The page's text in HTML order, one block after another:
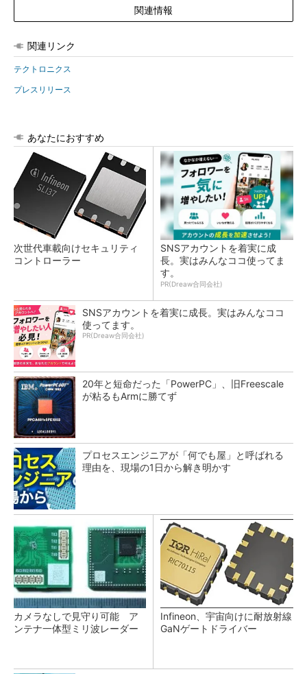
関連情報
関連リンク
テクトロニクス
プレスリリース
あなたにおすすめ
次世代車載向けセキュリティ
コントローラー
SNSアカウントを着実に成
長。実はみんなココ使ってま
す。
PR(Dreaw合同会社)
SNSアカウントを着実に成長。実はみんなココ
使ってます。
PR(Dreaw合同会社)
20年と短命だった「PowerPC」、旧Freescale
が粘るもArmに勝てず
プロセスエンジニアが「何でも屋」と呼ばれる
理由を、現場の1日から解き明かす
カメラなしで見守り可能 ア
ンテナ一体型ミリ波レーダー
Infineon、宇宙向けに耐放射線
GaNゲートドライバー